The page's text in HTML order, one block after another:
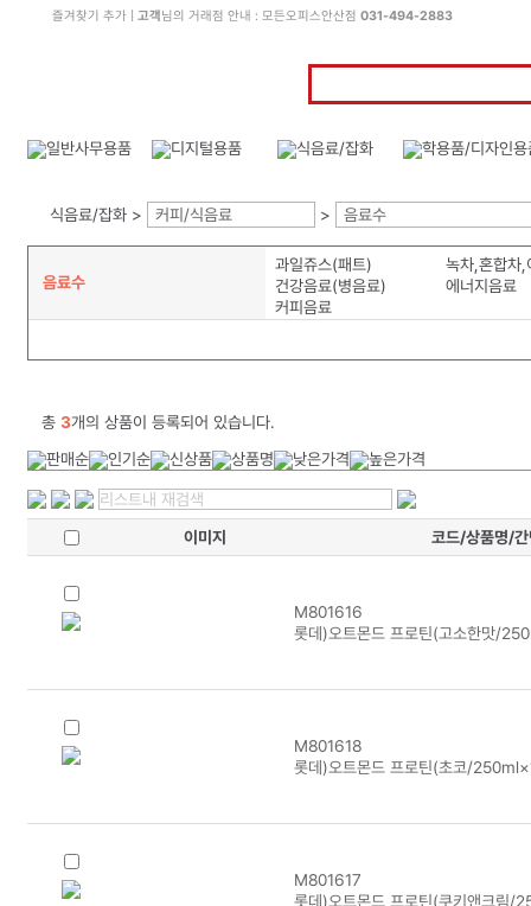
즐겨찾기 추가| 고객님의 거래점 안내 : 모든오피스안산점 031-494-2883
식음료/잡화 > 커피/식음료 > 음료수
음료수
과일쥬스(패트)
녹차,혼합차,
건강음료(병음료)
에너지음료
커피음료
총 3개의 상품이 등록되어 있습니다.
이미지 코드/상품명/간
M801616
롯데)오트몬드 프로틴(고소한맛/
M801618
롯데)오트몬드 프로틴(초코/
M801617
롯데)오트몬드 프로틴(쿠키앤크림/